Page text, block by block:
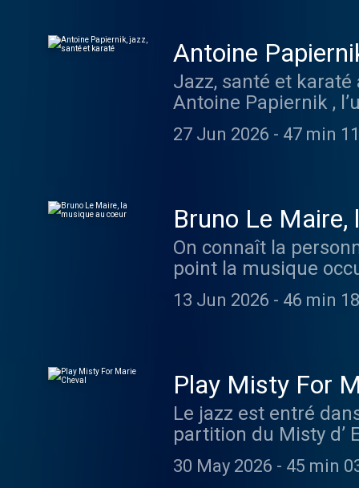
Antoine
Jazz, santé et
Antoine Papiernik ,
biotechnologies. Il
Supertramp qui l’ont
Brubeck , Miles
vie d’Antoine
avec son épouse, un
Philippe Heim.
d'informations.
27 Jun 2026 - 47 min
Bruno Le Maire,
On connaît la
point la musique
le piano. De son
écoute énormément.
Visitez ausha.co/
13 Jun 2026 - 46 min
Play Misty For
Le jazz est entré
partition du Misty d’
qui a
, elle ne conçoit pas
30 May 2026 - 45 min